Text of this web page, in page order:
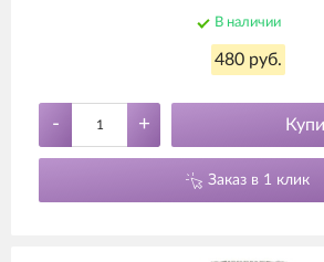
В наличии
480 руб.
- +
Заказ в 1 клик